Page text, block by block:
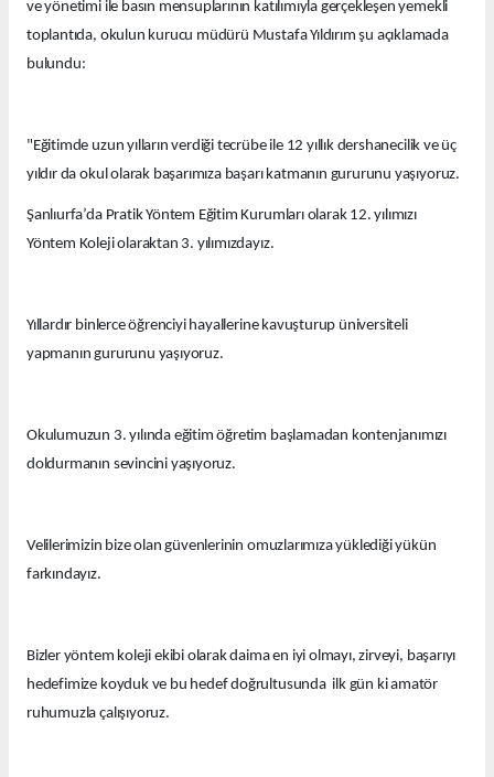
ve yönetimi ile basın mensuplarının katılımıyla gerçekleşen yemekli
toplantıda, okulun kurucu müdürü Mustafa Yıldırım şu açıklamada
bulundu:
"Eğitimde uzun yılların verdiği tecrübe ile 12 yıllık dershanecilik ve üç
yıldır da okul olarak başarımıza başarı katmanın gururunu yaşıyoruz.
Şanlıurfa’da Pratik Yöntem Eğitim Kurumları olarak 12. yılımızı
Yöntem Koleji olaraktan 3. yılımızdayız.
Yıllardır binlerce öğrenciyi hayallerine kavuşturup üniversiteli
yapmanın gururunu yaşıyoruz.
Okulumuzun 3. yılında eğitim öğretim başlamadan kontenjanımızı
doldurmanın sevincini yaşıyoruz.
Velilerimizin bize olan güvenlerinin omuzlarımıza yüklediği yükün
farkındayız.
Bizler yöntem koleji ekibi olarak daima en iyi olmayı, zirveyi, başarıyı
hedefimize koyduk ve bu hedef doğrultusunda ilk gün ki amatör
ruhumuzla çalışıyoruz.